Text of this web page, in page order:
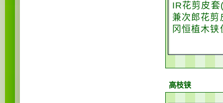
IR花剪皮
兼次郎花
冈恒植木铗
高枝铗